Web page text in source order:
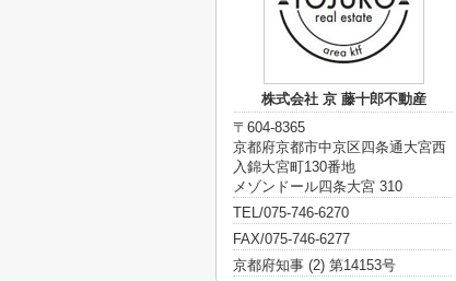
株式会社 京 藤十郎不動産
〒604-8365
京都府京都市中京区四条通大宮西
入錦大宮町130番地
メゾンドール四条大宮 310
TEL/075-746-6270
FAX/075-746-6277
京都府知事 (2) 第14153号